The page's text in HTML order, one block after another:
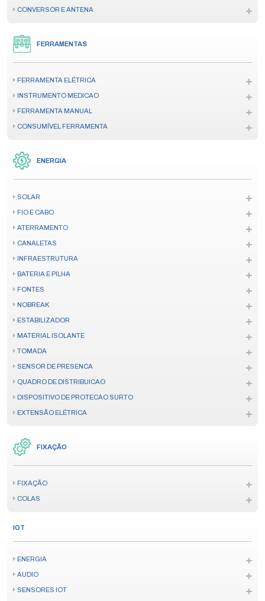
CONVERSOR E ANTENA
FERRAMENTAS
FERRAMENTA ELÉTRICA
INSTRUMENTO MEDICAO
FERRAMENTA MANUAL
CONSUMÍVEL FERRAMENTA
ENERGIA
SOLAR
FIO E CABO
ATERRAMENTO
CANALETAS
INFRAESTRUTURA
BATERIA E PILHA
FONTES
NOBREAK
ESTABILIZADOR
MATERIAL ISOLANTE
TOMADA
SENSOR DE PRESENCA
QUADRO DE DISTRIBUICAO
DISPOSITIVO DE PROTECAO SURTO
EXTENSÃO ELÉTRICA
FIXAÇÃO
FIXAÇÃO
COLAS
IOT
ENERGIA
AUDIO
SENSORES IOT